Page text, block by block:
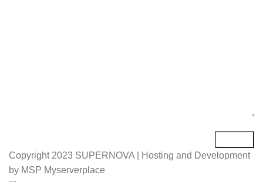
Copyright 2023 SUPERNOVA | Hosting and Development
by MSP Myserverplace